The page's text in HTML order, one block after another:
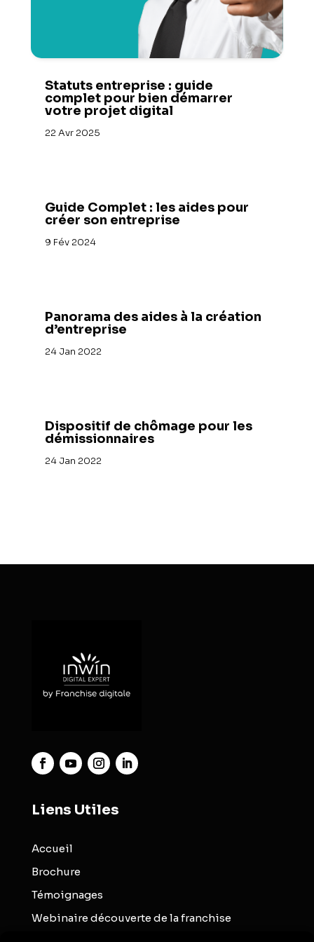
Statuts entreprise : guide
complet pour bien démarrer
votre projet digital
22 Avr 2025
Guide Complet : les aides pour
créer son entreprise
9 Fév 2024
Panorama des aides à la création
d’entreprise
24 Jan 2022
Dispositif de chômage pour les
démissionnaires
24 Jan 2022
Liens Utiles
Accueil
Brochure
Témoignages
Webinaire découverte de la franchise